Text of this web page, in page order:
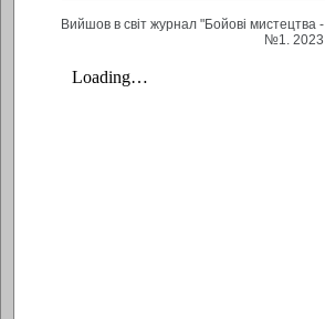
Вийшов в світ журнал "Бойові
№1.